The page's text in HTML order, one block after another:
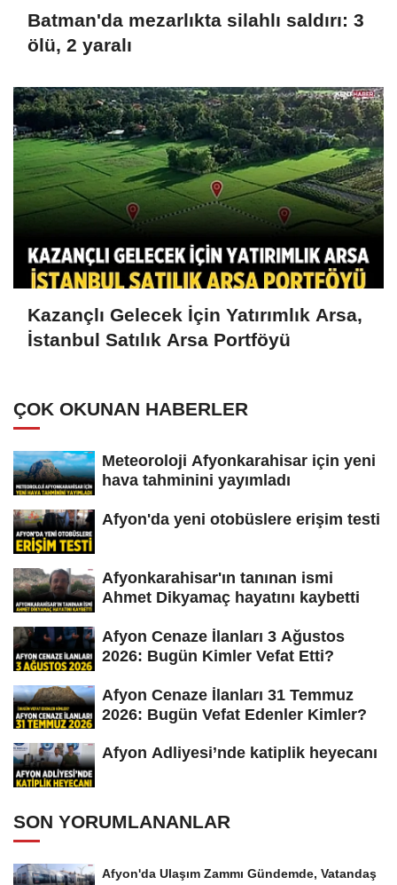
Batman'da mezarlıkta silahlı saldırı: 3
ölü, 2 yaralı
Kazançlı Gelecek İçin Yatırımlık Arsa,
İstanbul Satılık Arsa Portföyü
ÇOK OKUNAN HABERLER
Meteoroloji Afyonkarahisar için yeni
hava tahminini yayımladı
Afyon'da yeni otobüslere erişim testi
Afyonkarahisar'ın tanınan ismi
Ahmet Dikyamaç hayatını kaybetti
Afyon Cenaze İlanları 3 Ağustos
2026: Bugün Kimler Vefat Etti?
Afyon Cenaze İlanları 31 Temmuz
2026: Bugün Vefat Edenler Kimler?
Afyon Adliyesi’nde katiplik heyecanı
SON YORUMLANANLAR
Afyon'da Ulaşım Zammı Gündemde, Vatandaş